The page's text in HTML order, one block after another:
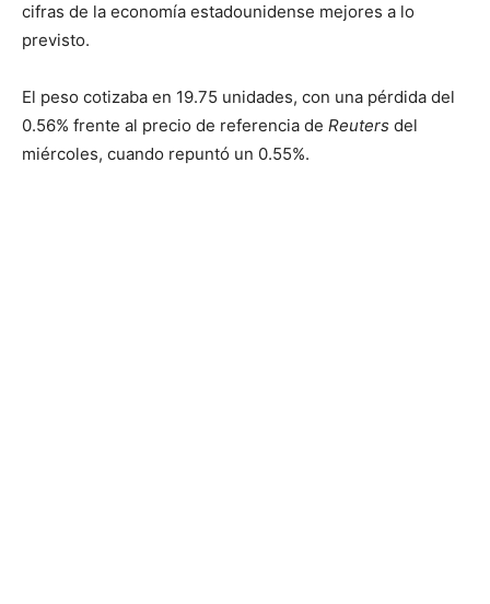
cifras de la economía estadounidense mejores a lo
previsto.
El peso cotizaba en 19.75 unidades, con una pérdida del
0.56% frente al precio de referencia de Reuters del
miércoles, cuando repuntó un 0.55%.